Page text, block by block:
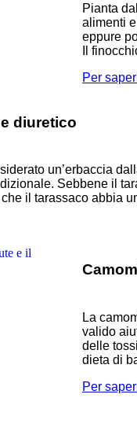
Pianta
alimenti
eppure
Il
Per
diuretico
un’erbaccia
Sebbene il
il tarassaco abbia
La
valido
delle
dieta di
Per